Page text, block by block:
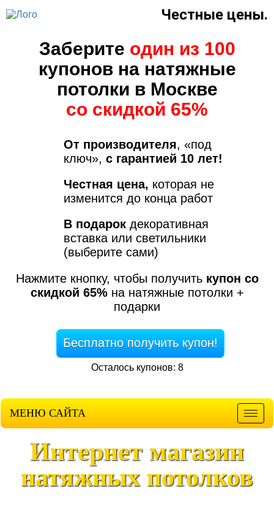
Честные цены.
Заберите один из 100
купонов на натяжные
потолки в Москве
со скидкой 65%
От производителя, «под
ключ», с гарантией 10 лет!
Честная цена, которая не
изменится до конца работ
В подарок декоративная
вставка или светильники
(выберите сами)
Нажмите кнопку, чтобы получить купон со
скидкой 65%на натяжные потолки +
подарки
Бесплатно получить купон!
Осталось купонов: 8
МЕНЮ САЙТА
Интернет магазин
натяжных потолков